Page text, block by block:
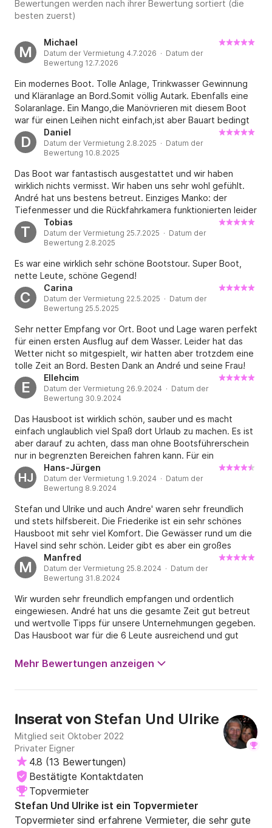
Bewertungen werden nach ihrer Bewertung sortiert (die
besten zuerst)
M
Michael
Datum der Vermietung 4.7.2026 · Datum der
Bewertung 12.7.2026
Ein modernes Boot. Tolle Anlage, Trinkwasser Gewinnung
und Kläranlage an Bord.Somit völlig Autark. Ebenfalls eine
Solaranlage. Ein Mango,die Manövrieren mit diesem Boot
war für einen Leihen nicht einfach,ist aber Bauart bedingt
so. Anlegen mit diesem Boot an eine Marina ist schwierig
und auch nicht gewollt.Man hat aber ein kleines Beiboot
mit dem man auch an Land kann. Wir haben aber am
Ufernähe geankert,war viel toller als in einer Marina. Ich
empfehle dieses Boot voll und ganz. Auch unser Vermieter
war immer für uns da und hat uns den Aufenthalt sehr
schön gemacht.
D
Daniel
Datum der Vermietung 2.8.2025 · Datum der
Bewertung 10.8.2025
Das Boot war fantastisch ausgestattet und wir haben
wirklich nichts vermisst. Wir haben uns sehr wohl gefühlt.
André hat uns bestens betreut. Einziges Manko: der
Tiefenmesser und die Rückfahrkamera funktionierten leider
nicht. Aber wir kamen trotzdem gut mit der Navigation
zurecht und haben die Woche auf dem tollen Hausboot in
wunderschöner Havel-Umgebung sehr genossen.
T
Tobias
Datum der Vermietung 25.7.2025 · Datum der
Bewertung 2.8.2025
Es war eine wirklich sehr schöne Bootstour. Super Boot,
nette Leute, schöne Gegend!
C
Carina
Datum der Vermietung 22.5.2025 · Datum der
Bewertung 25.5.2025
Sehr netter Empfang vor Ort. Boot und Lage waren perfekt
für einen ersten Ausflug auf dem Wasser. Leider hat das
Wetter nicht so mitgespielt, wir hatten aber trotzdem eine
tolle Zeit an Bord. Besten Dank an André und seine Frau!
E
Ellehcim
Datum der Vermietung 26.9.2024 · Datum der
Bewertung 30.9.2024
Das Hausboot ist wirklich schön, sauber und es macht
einfach unglaublich viel Spaß dort Urlaub zu machen. Es ist
aber darauf zu achten, dass man ohne Bootsführerschein
nur in begrenzten Bereichen fahren kann. Für ein
Wochenende aber völlig ausreichend- aber wichtig vorab
zu wissen, damit man nicht enttäuscht wird. Es sind keine
Schleusen befahrbar. Es war dennoch sehr toll! Das wird
nicht unser letzter Urlaub auf einem Hausboot gewesen
sein!
HJ
Hans-Jürgen
Datum der Vermietung 1.9.2024 · Datum der
Bewertung 8.9.2024
Stefan und Ulrike und auch Andre' waren sehr freundlich
und stets hilfsbereit. Die Friederike ist ein sehr schönes
Hausboot mit sehr viel Komfort. Die Gewässer rund um die
Havel sind sehr schön. Leider gibt es aber ein großes
Manko in diesem Bereich. Die einzige Wassertankstelle
befindet sich in Brandenburg. Die Preise für Super sind mit
2,80 Euro sehr hoch. Fußläufig sind Tankstellen 1 bis ... km
entfernt. Wer nicht arm oder Kraftsportler werden will,
sollte auf eigene Regie Sprit mitnehmen. Aus diesem
Grund, werde ich nächstes Mal in einem anderen Gebiet
unterwegs sein.
M
Manfred
Datum der Vermietung 25.8.2024 · Datum der
Bewertung 31.8.2024
Wir wurden sehr freundlich empfangen und ordentlich
eingewiesen. André hat uns die gesamte Zeit gut betreut
und wertvolle Tipps für unsere Unternehmungen gegeben.
Das Hausboot war für die 6 Leute ausreichend und gut
Mehr Bewertungen anzeigen
Inserat von Stefan Und Ulrike
Mitglied seit Oktober 2022
Privater Eigner
4.8 (13 Bewertungen)
Bestätigte Kontaktdaten
Topvermieter
Stefan Und Ulrike ist ein Topvermieter
Topvermieter sind erfahrene Vermieter, die sehr gute